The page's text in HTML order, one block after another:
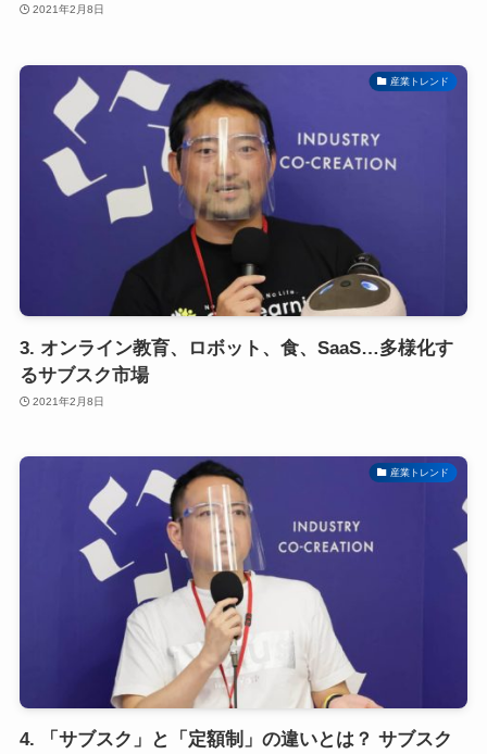
2021年2月8日
産業トレンド
3. オンライン教育、ロボット、食、SaaS…多様化す
るサブスク市場
2021年2月8日
産業トレンド
4. 「サブスク」と「定額制」の違いとは？ サブスク